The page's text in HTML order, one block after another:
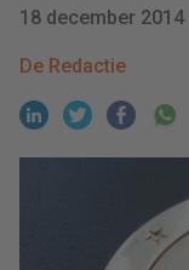
18 december 2014
De Redactie